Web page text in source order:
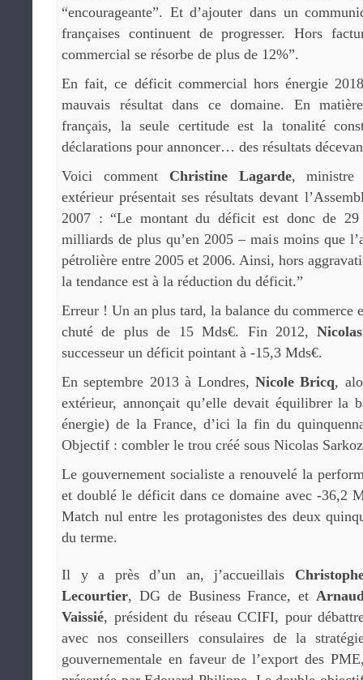
“encourageante”. Et d’ajouter dans un
françaises continuent de progresser. Hors
commercial se résorbe de plus de 12%”.
En fait, ce déficit commercial hors énergie
mauvais résultat dans ce domaine. En
français, la seule certitude est la tonalité
déclarations pour annoncer… des résultats
Voici comment Christine Lagarde, ministre
extérieur présentait ses résultats devant
2007 : “Le montant du déficit est donc de
milliards de plus qu’en 2005 – mais moins que
pétrolière entre 2005 et 2006. Ainsi, hors
la tendance est à la réduction du déficit.”
Erreur ! Un an plus tard, la balance du commerce
chuté de plus de 15 Mds€. Fin 2012,
successeur un déficit pointant à -15,3 Mds€.
En septembre 2013 à Londres, Nicole Bricq,
extérieur, annonçait qu’elle devait équilibrer la
énergie) de la France, d’ici la fin du
Objectif : combler le trou créé sous Nicolas
Le gouvernement socialiste a renouvelé la
et doublé le déficit dans ce domaine avec -36,2
Match nul entre les protagonistes des deux
du terme.
Il y a près d’un an, j’accueillais
Lecourtier, DG de Business France, et
Vaissié, président du réseau CCIFI, pour
avec nos conseillers consulaires de la
gouvernementale en faveur de l’export des